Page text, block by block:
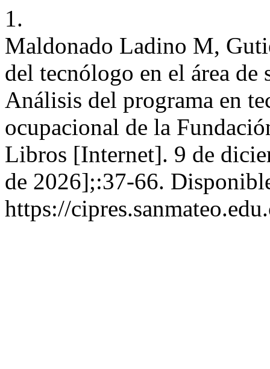
1.
Maldonado Ladino M,
del tecnólogo en el área
Análisis del programa en
ocupacional de la
Libros [Internet]. 9 de
de 2026];:37-66.
https://